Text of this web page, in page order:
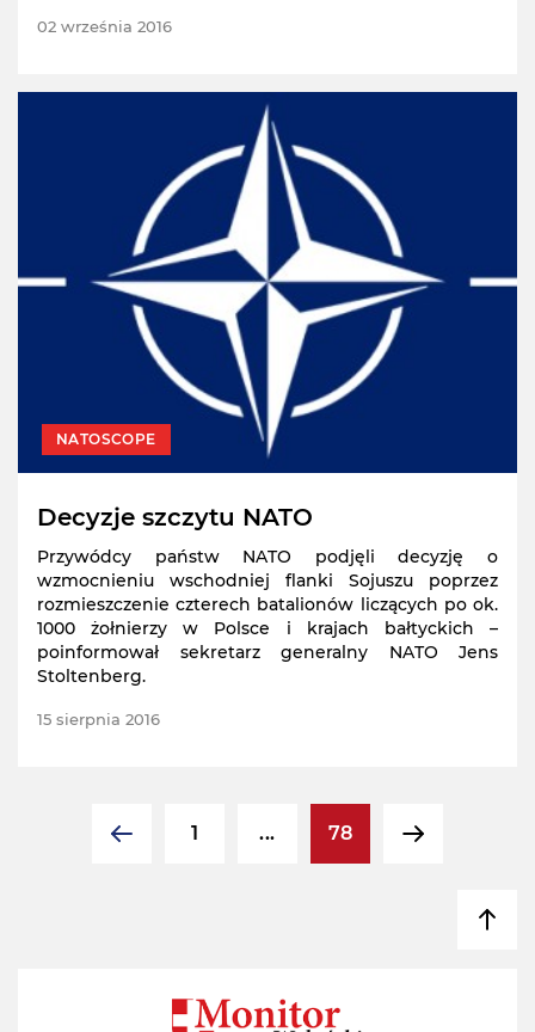
02 września 2016
NATOSCOPE
Decyzje szczytu NATO
Przywódcy państw NATO podjęli decyzję o
wzmocnieniu wschodniej flanki Sojuszu poprzez
rozmieszczenie czterech batalionów liczących po ok.
1000 żołnierzy w Polsce i krajach bałtyckich –
poinformował sekretarz generalny NATO Jens
Stoltenberg.
15 sierpnia 2016
1 ... 78